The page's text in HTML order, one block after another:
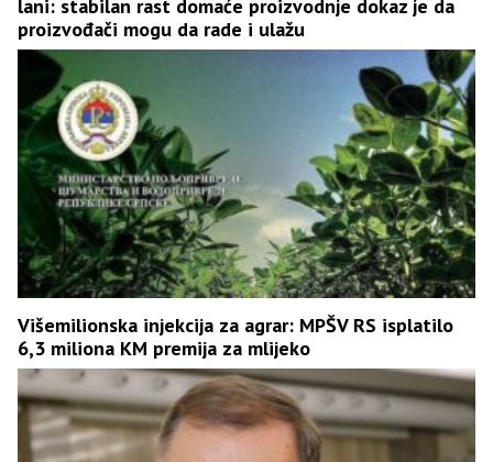
lani: stabilan rast domaće proizvodnje dokaz je da
proizvođači mogu da rade i ulažu
Višemilionska injekcija za agrar: MPŠV RS isplatilo
6,3 miliona KM premija za mlijeko